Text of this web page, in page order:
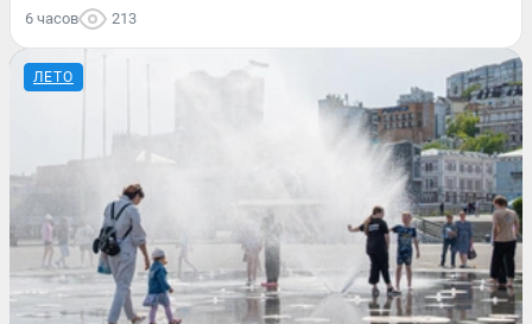
6 часов 213
ЛЕТО